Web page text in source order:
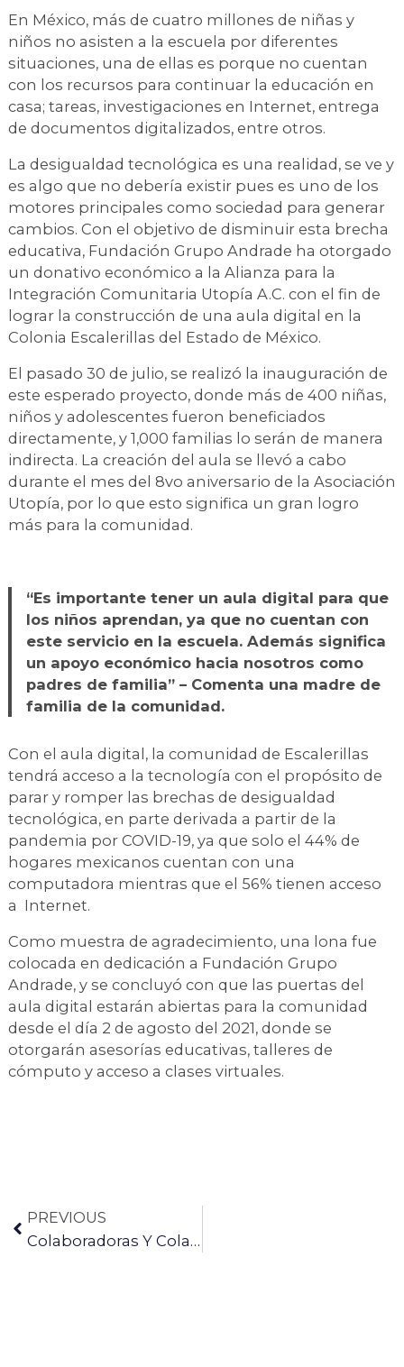
En México, más de cuatro millones de niñas y
niños no asisten a la escuela por diferentes
situaciones, una de ellas es porque no cuentan
con los recursos para continuar la educación en
casa; tareas, investigaciones en Internet, entrega
de documentos digitalizados, entre otros.
La desigualdad tecnológica es una realidad, se ve y
es algo que no debería existir pues es uno de los
motores principales como sociedad para generar
cambios. Con el objetivo de disminuir esta brecha
educativa, Fundación Grupo Andrade ha otorgado
un donativo económico a la Alianza para la
Integración Comunitaria Utopía A.C. con el fin de
lograr la construcción de una aula digital en la
Colonia Escalerillas del Estado de México.
El pasado 30 de julio, se realizó la inauguración de
este esperado proyecto, donde más de 400 niñas,
niños y adolescentes fueron beneficiados
directamente, y 1,000 familias lo serán de manera
indirecta. La creación del aula se llevó a cabo
durante el mes del 8vo aniversario de la Asociación
Utopía, por lo que esto significa un gran logro
más para la comunidad.
“Es importante tener un aula digital para que
los niños aprendan, ya que no cuentan con
este servicio en la escuela. Además significa
un apoyo económico hacia nosotros como
padres de familia” – Comenta una madre de
familia de la comunidad.
Con el aula digital, la comunidad de Escalerillas
tendrá acceso a la tecnología con el propósito de
parar y romper las brechas de desigualdad
tecnológica, en parte derivada a partir de la
pandemia por COVID-19, ya que solo el 44% de
hogares mexicanos cuentan con una
computadora mientras que el 56% tienen acceso
a Internet.
Como muestra de agradecimiento, una lona fue
colocada en dedicación a Fundación Grupo
Andrade, y se concluyó con que las puertas del
aula digital estarán abiertas para la comunidad
desde el día 2 de agosto del 2021, donde se
otorgarán asesorías educativas, talleres de
cómputo y acceso a clases virtuales.
PREVIOUS
Colaboradoras Y Colaboradores De Grupo Andrade Donan Regalos Con Motivo Del Día De Reyes.